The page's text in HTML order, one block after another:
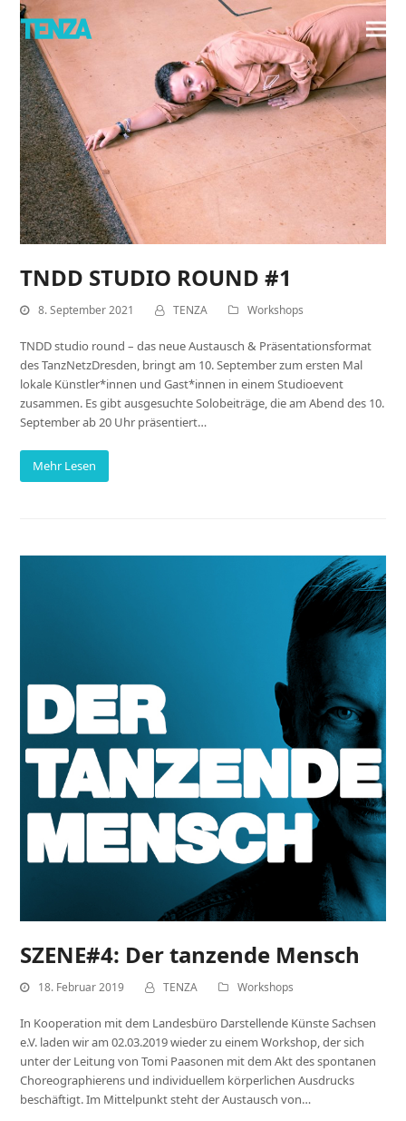
TNDD STUDIO ROUND #1
8. September 2021 TENZA Workshops
TNDD studio round – das neue Austausch & Präsentationsformat
des TanzNetzDresden, bringt am 10. September zum ersten Mal
lokale Künstler*innen und Gast*innen in einem Studioevent
zusammen. Es gibt ausgesuchte Solobeiträge, die am Abend des 10.
September ab 20 Uhr präsentiert…
Mehr Lesen
SZENE#4: Der tanzende Mensch
18. Februar 2019 TENZA Workshops
In Kooperation mit dem Landesbüro Darstellende Künste Sachsen
e.V. laden wir am 02.03.2019 wieder zu einem Workshop, der sich
unter der Leitung von Tomi Paasonen mit dem Akt des spontanen
Choreographierens und individuellem körperlichen Ausdrucks
beschäftigt. Im Mittelpunkt steht der Austausch von…